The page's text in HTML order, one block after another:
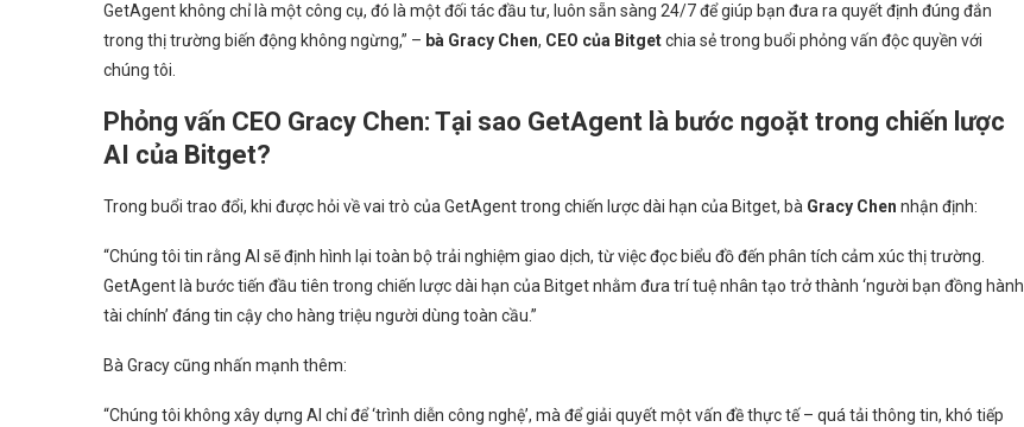
GetAgent không chỉ là một công cụ, đó là một đối tác đầu tư, luôn sẵn sàng 24/7 để giúp bạn đưa ra quyết định đúng đắn
trong thị trường biến động không ngừng,” – bà Gracy Chen, CEO của Bitgetchia sẻ trong buổi phỏng vấn độc quyền với
chúng tôi.
Phỏng vấn CEO Gracy Chen: Tại sao GetAgent là bước ngoặt trong chiến lược
AI của Bitget?
Trong buổi trao đổi, khi được hỏi về vai trò của GetAgent trong chiến lược dài hạn của Bitget, bà Gracy Chen nhận định:
“Chúng tôi tin rằng AI sẽ định hình lại toàn bộ trải nghiệm giao dịch, từ việc đọc biểu đồ đến phân tích cảm xúc thị trường.
GetAgent là bước tiến đầu tiên trong chiến lược dài hạn của Bitget nhằm đưa trí tuệ nhân tạo trở thành ‘người bạn đồng hành
tài chính’ đáng tin cậy cho hàng triệu người dùng toàn cầu.”
Bà Gracy cũng nhấn mạnh thêm:
“Chúng tôi không xây dựng AI chỉ để ‘trình diễn công nghệ’, mà để giải quyết một vấn đề thực tế – quá tải thông tin, khó tiếp